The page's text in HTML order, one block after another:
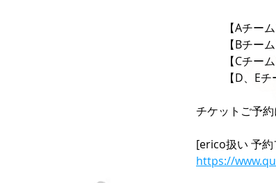
【Aチー
【Bチー
【Cチー
【D、Eチ
チケットご予
[erico扱い 予約
https://